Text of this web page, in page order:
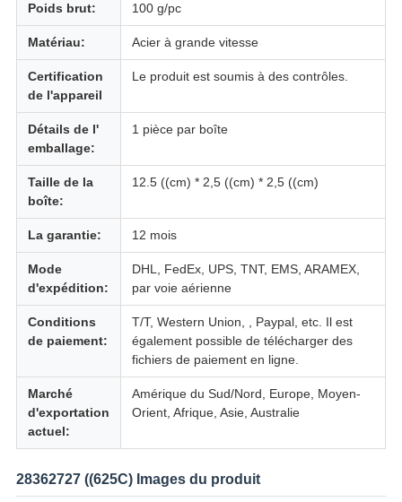
Poids brut: 100 g/pc
Matériau: Acier à grande vitesse
Certification
de l'appareil
Le produit est soumis à des contrôles.
Détails de l'
emballage:
1 pièce par boîte
Taille de la
boîte:
12.5 ((cm) * 2,5 ((cm) * 2,5 ((cm)
La garantie: 12 mois
Mode
d'expédition:
DHL, FedEx, UPS, TNT, EMS, ARAMEX,
par voie aérienne
Conditions
de paiement:
T/T, Western Union, , Paypal, etc. Il est
également possible de télécharger des
fichiers de paiement en ligne.
Marché
d'exportation
actuel:
Amérique du Sud/Nord, Europe, Moyen-
Orient, Afrique, Asie, Australie
28362727 ((625C) Images du produit